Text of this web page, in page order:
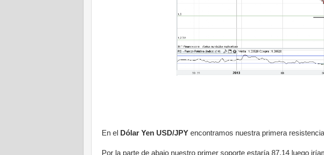
En el Dólar Yen USD/JPY encontramos nuestra primera
Por la parte de abajo nuestro primer soporte estaría 87,14 luego